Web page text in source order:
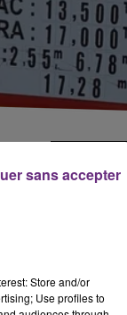
Store and/or
Use profiles to
sans accepter